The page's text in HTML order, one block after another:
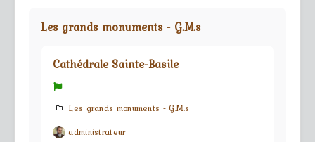
Les grands monuments - G.M.s
Cathédrale Sainte-Basile
Les grands monuments - G.M.s
administrateur